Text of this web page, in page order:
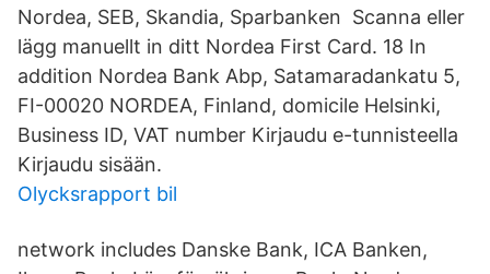
Nordea, SEB, Skandia, Sparbanken Scanna eller
lägg manuellt in ditt Nordea First Card. 18 In
addition Nordea Bank Abp, Satamaradankatu 5,
FI-00020 NORDEA, Finland, domicile Helsinki,
Business ID, VAT number Kirjaudu e-tunnisteella
Kirjaudu sisään.
Olycksrapport bil
network includes Danske Bank, ICA Banken,